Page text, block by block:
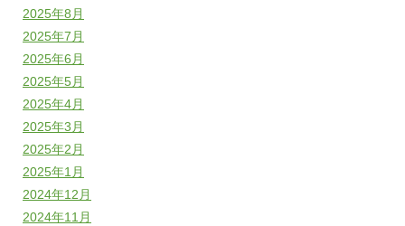
2025年8月
2025年7月
2025年6月
2025年5月
2025年4月
2025年3月
2025年2月
2025年1月
2024年12月
2024年11月